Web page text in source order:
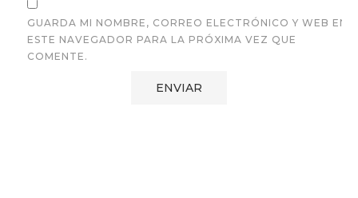
GUARDA MI NOMBRE, CORREO ELECTRÓNICO Y WEB EN
ESTE NAVEGADOR PARA LA PRÓXIMA VEZ QUE
COMENTE.